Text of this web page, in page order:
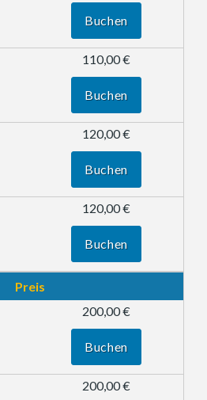
Buchen
110,00 €
Buchen
120,00 €
Buchen
120,00 €
Buchen
Preis
200,00 €
Buchen
200,00 €